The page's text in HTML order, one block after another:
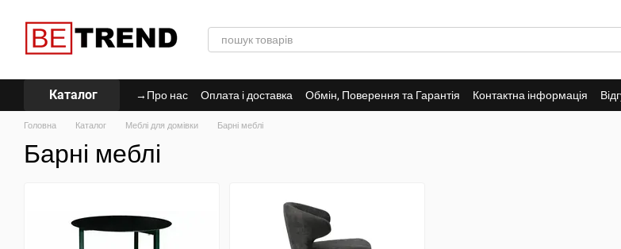
Каталог →Про нас Оплата і доставка Обмін, Поверення та Гарантія Контактна інформація
Політика Конфіденційності
Головна Каталог Меблі для домівки Барні меблі
Барні меблі